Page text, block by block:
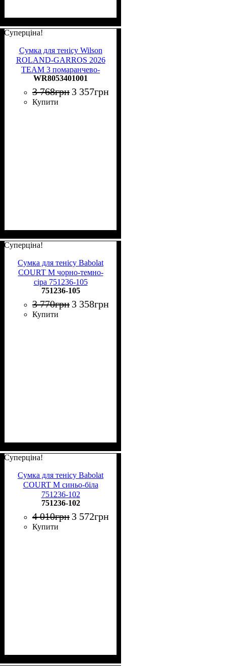
Суперціна!
Сумка для тенісу Wilson
ROLAND-GARROS 2026
TEAM 3 помаранчево-
темно-синя WR8053401001
WR8053401001
3 768грн 3 357грн
Купити
Суперціна!
Сумка для тенісу Babolat
COURT M чорно-темно-
сіра 751236-105
751236-105
3 770грн 3 358грн
Купити
Суперціна!
Сумка для тенісу Babolat
COURT M синьо-біла
751236-102
751236-102
4 010грн 3 572грн
Купити